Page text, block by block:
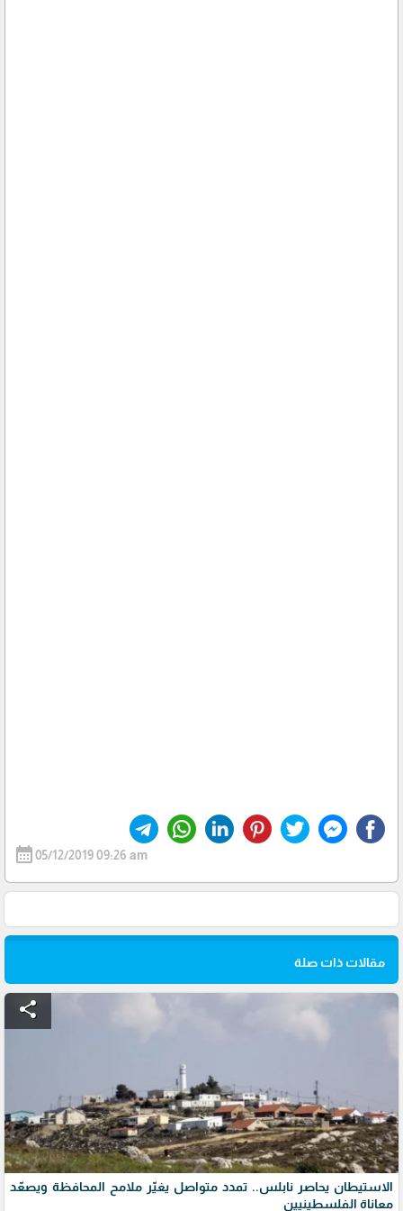
calendar_month05/12/2019 09:26 am
مقالات ذات صلة
share
الاستيطان يحاصر نابلس.. تمدد متواصل يغيّر ملامح المحافظة ويصعّد
معاناة الفلسطينيين